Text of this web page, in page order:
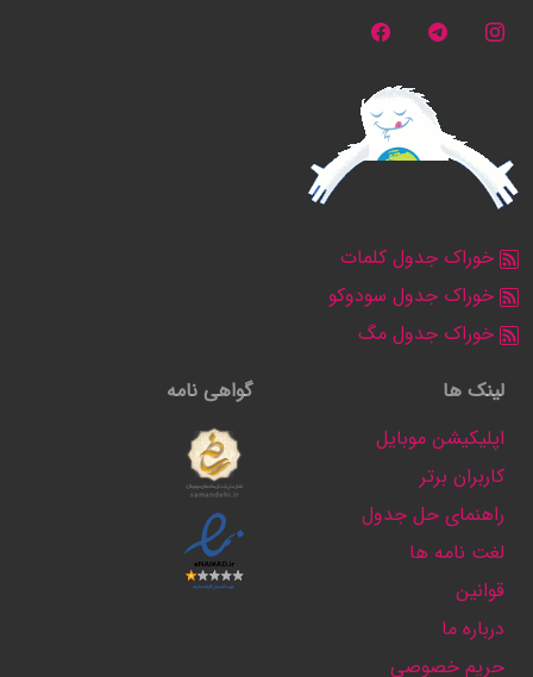
خوراک جدول کلمات
خوراک جدول سودوکو
خوراک جدول مگ
لینک ها
اپلیکیشن موبایل
کاربران برتر
راهنمای حل جدول
لغت نامه ها
قوانین
درباره ما
حریم خصوصی
گواهی نامه